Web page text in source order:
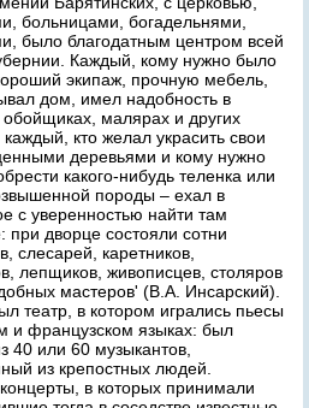
больницами, богадельнями,
было благодатным центром всей
Каждый, кому нужно было
экипаж, прочную мебель,
дом, имел надобность в
обойщиках, малярах и других
кто желал украсить свои
деревьями и кому нужно
какого-нибудь теленка или
породы – ехал в
с уверенностью найти там
при дворце состояли сотни
слесарей, каретников,
лепщиков, живописцев, столяров
мастеров' (В.А. Инсарский).
театр, в котором игрались пьесы
и французском языках: был
40 или 60 музыкантов,
из крепостных людей.
в которых принимали